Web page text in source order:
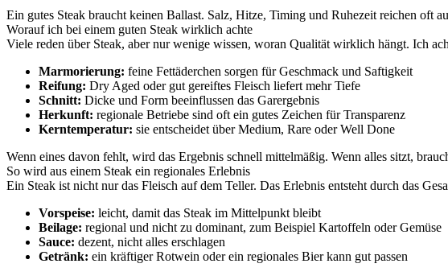
Ein gutes Steak braucht keinen Ballast. Salz, Hitze, Timing und Ruhezeit reichen oft
Worauf ich bei einem guten Steak wirklich achte
Viele reden über Steak, aber nur wenige wissen, woran Qualität wirklich hängt. Ich
Marmorierung: feine Fettäderchen sorgen für Geschmack und Saftigkeit
Reifung: Dry Aged oder gut gereiftes Fleisch liefert mehr Tiefe
Schnitt: Dicke und Form beeinflussen das Garergebnis
Herkunft: regionale Betriebe sind oft ein gutes Zeichen für Transparenz
Kerntemperatur: sie entscheidet über Medium, Rare oder Well Done
Wenn eines davon fehlt, wird das Ergebnis schnell mittelmäßig. Wenn alles sitzt,
So wird aus einem Steak ein regionales Erlebnis
Ein Steak ist nicht nur das Fleisch auf dem Teller. Das Erlebnis entsteht durch das
Vorspeise: leicht, damit das Steak im Mittelpunkt bleibt
Beilage: regional und nicht zu dominant, zum Beispiel Kartoffeln oder Gemüse
Sauce: dezent, nicht alles erschlagen
Getränk: ein kräftiger Rotwein oder ein regionales Bier kann gut passen